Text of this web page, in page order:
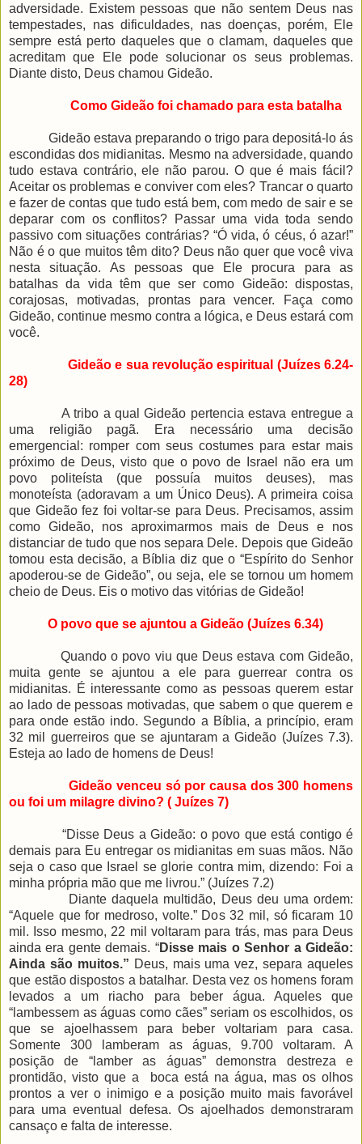
adversidade. Existem pessoas que não sentem Deus nas
tempestades, nas dificuldades, nas doenças, porém, Ele
sempre está perto daqueles que o clamam, daqueles que
acreditam que Ele pode solucionar os seus problemas.
Diante disto, Deus chamou Gideão.
Como Gideão foi chamado para esta batalha
Gideão estava preparando o trigo para depositá-lo ás
escondidas dos midianitas. Mesmo na adversidade, quando
tudo estava contrário, ele não parou. O que é mais fácil?
Aceitar os problemas e conviver com eles? Trancar o quarto
e fazer de contas que tudo está bem, com medo de sair e se
deparar com os conflitos? Passar uma vida toda sendo
passivo com situações contrárias? “Ó vida, ó céus, ó azar!”
Não é o que muitos têm dito? Deus não quer que você viva
nesta situação. As pessoas que Ele procura para as
batalhas da vida têm que ser como Gideão: dispostas,
corajosas, motivadas, prontas para vencer. Faça como
Gideão, continue mesmo contra a lógica, e Deus estará com
você.
Gideão e sua revolução espiritual (Juízes 6.24-
28)
A tribo a qual Gideão pertencia estava entregue a
uma religião pagã. Era necessário uma decisão
emergencial: romper com seus costumes para estar mais
próximo de Deus, visto que o povo de Israel não era um
povo politeísta (que possuía muitos deuses), mas
monoteísta (adoravam a um Único Deus). A primeira coisa
que Gideão fez foi voltar-se para Deus. Precisamos, assim
como Gideão, nos aproximarmos mais de Deus e nos
distanciar de tudo que nos separa Dele. Depois que Gideão
tomou esta decisão, a Bíblia diz que o “Espírito do Senhor
apoderou-se de Gideão”, ou seja, ele se tornou um homem
cheio de Deus. Eis o motivo das vitórias de Gideão!
O povo que se ajuntou a Gideão (Juízes 6.34)
Quando o povo viu que Deus estava com Gideão,
muita gente se ajuntou a ele para guerrear contra os
midianitas. É interessante como as pessoas querem estar
ao lado de pessoas motivadas, que sabem o que querem e
para onde estão indo. Segundo a Bíblia, a princípio, eram
32 mil guerreiros que se ajuntaram a Gideão (Juízes 7.3).
Esteja ao lado de homens de Deus!
Gideão venceu só por causa dos 300 homens
ou foi um milagre divino? ( Juízes 7)
“Disse Deus a Gideão: o povo que está contigo é
demais para Eu entregar os midianitas em suas mãos. Não
seja o caso que Israel se glorie contra mim, dizendo: Foi a
minha própria mão que me livrou.” (Juízes 7.2)
Diante daquela multidão, Deus deu uma ordem:
“Aquele que for medroso, volte.” Dos 32 mil, só ficaram 10
mil. Isso mesmo, 22 mil voltaram para trás, mas para Deus
ainda era gente demais. “Disse mais o Senhor a Gideão:
Ainda são muitos.” Deus, mais uma vez, separa aqueles
que estão dispostos a batalhar. Desta vez os homens foram
levados a um riacho para beber água. Aqueles que
“lambessem as águas como cães” seriam os escolhidos, os
que se ajoelhassem para beber voltariam para casa.
Somente 300 lamberam as águas, 9.700 voltaram. A
posição de “lamber as águas” demonstra destreza e
prontidão, visto que a boca está na água, mas os olhos
prontos a ver o inimigo e a posição muito mais favorável
para uma eventual defesa. Os ajoelhados demonstraram
cansaço e falta de interesse.